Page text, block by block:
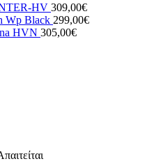
HV 309,00€
Wp Black 299,00€
HVN 305,00€